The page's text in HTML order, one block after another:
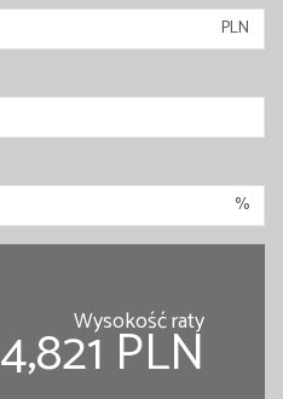
PLN
%
Wysokość raty
4,821 PLN